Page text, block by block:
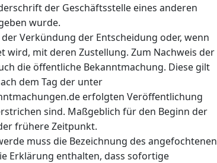
der Geschäftsstelle eines anderen
wurde.
Verkündung der Entscheidung oder, wenn
wird, mit deren Zustellung. Zum Nachweis der
die öffentliche Bekanntmachung. Diese gilt
dem Tag der unter
erfolgten Veröffentlichung
sind. Maßgeblich für den Beginn der
frühere Zeitpunkt.
muss die Bezeichnung des angefochtenen
Erklärung enthalten, dass sofortige